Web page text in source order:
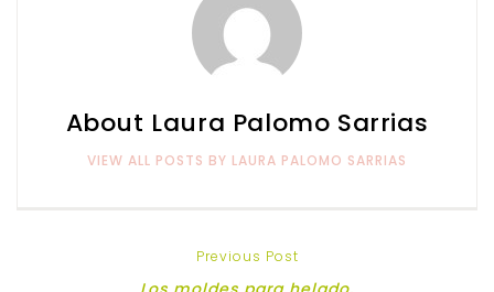
About Laura Palomo Sarrias
VIEW ALL POSTS BY LAURA PALOMO SARRIAS
Previous Post